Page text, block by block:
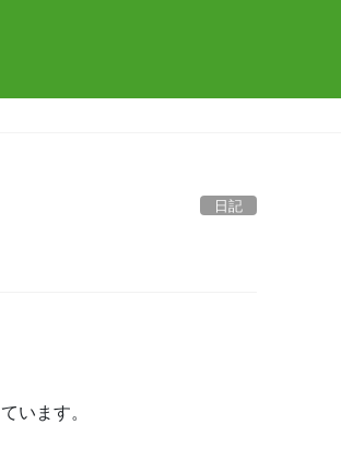
日記
います。